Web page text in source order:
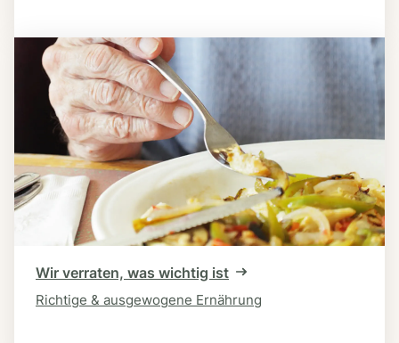
Wir verraten, was wichtig ist
Richtige & ausgewogene Ernährung